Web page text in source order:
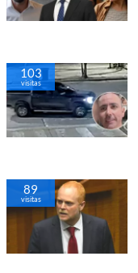
103
visitas
89
visitas